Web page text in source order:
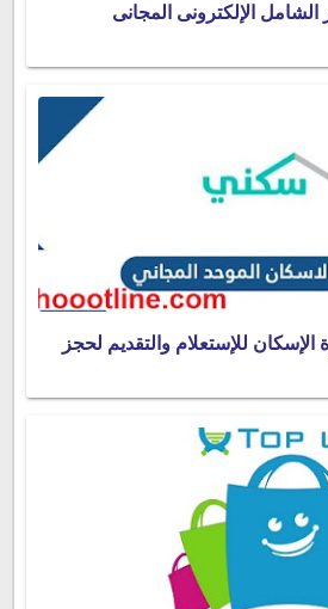
الإلكترونى المجانى
للإستعلام والتقديم لحجز